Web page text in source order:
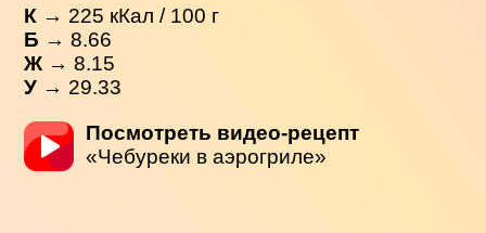
К → 225 кКал / 100 г
Б → 8.66
Ж → 8.15
У → 29.33
Посмотреть видео-рецепт
«Чебуреки в аэрогриле»